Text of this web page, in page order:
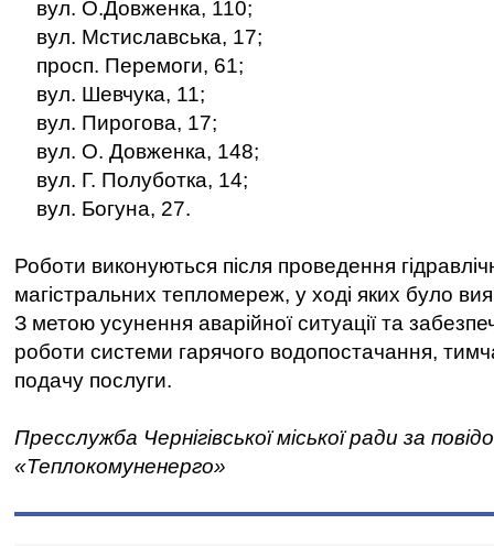
вул. О.Довженка, 110;
вул. Мстиславська, 17;
просп. Перемоги, 61;
вул. Шевчука, 11;
вул. Пирогова, 17;
вул. О. Довженка, 148;
вул. Г. Полуботка, 14;
вул. Богуна, 27.
Роботи виконуються після проведення
магістральних тепломереж, у ході яких було
З метою усунення аварійної ситуації та
роботи системи гарячого водопостачання,
подачу послуги.
Пресслужба Чернігівської міської ради за
«Теплокомуненерго»